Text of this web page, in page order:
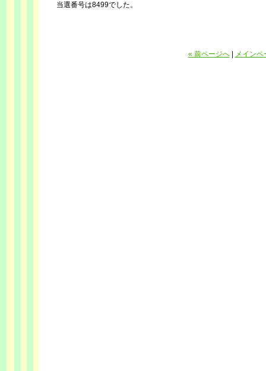
当選番号は8499でした。
« 前ページへ| メインペ